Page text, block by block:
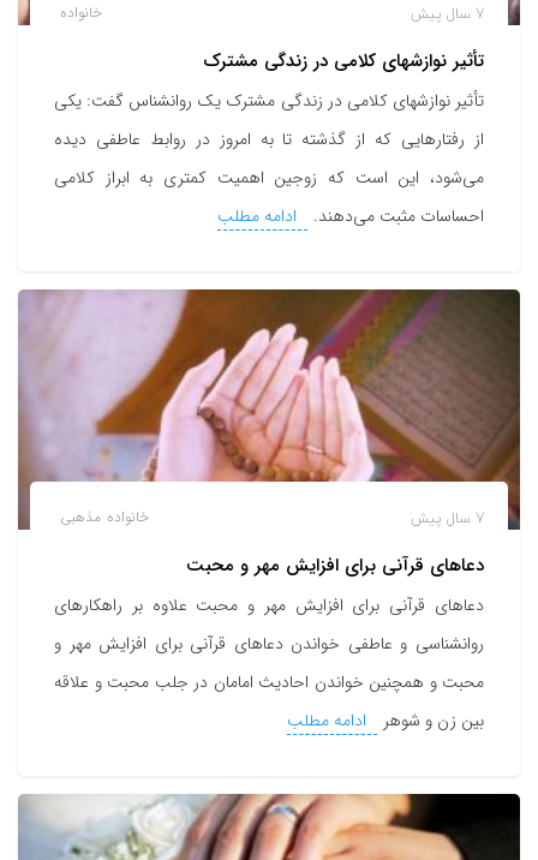
خانواده 7 سال پیش
تأثیر نوازشهای کلامی در زندگی مشترک
تأثیر نوازشهای کلامی در زندگی مشترک یک روانشناس گفت: یکی
از رفتار‌هایی که از گذشته تا به امروز در روابط عاطفی دیده
می‌شود، این است که زوجین اهمیت کمتری به ابراز کلامی
احساسات مثبت می‌دهند.
ادامه مطلب
خانواده مذهبی 7 سال پیش
دعاهای قرآنی برای افزایش مهر و محبت
دعاهای قرآنی برای افزایش مهر و محبت علاوه بر راهکارهای
روانشناسی و عاطفی خواندن دعاهای قرآنی برای افزایش مهر و
محبت و همچنین خواندن احادیث امامان در جلب محبت و علاقه
بین زن و شوهر
ادامه مطلب